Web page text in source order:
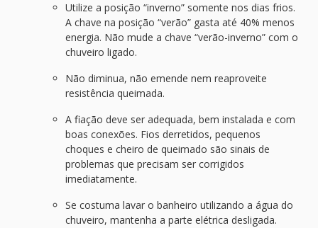
Utilize a posição “inverno” somente nos dias frios.
A chave na posição “verão” gasta até 40% menos
energia. Não mude a chave “verão-inverno” com o
chuveiro ligado.
Não diminua, não emende nem reaproveite
resistência queimada.
A fiação deve ser adequada, bem instalada e com
boas conexões. Fios derretidos, pequenos
choques e cheiro de queimado são sinais de
problemas que precisam ser corrigidos
imediatamente.
Se costuma lavar o banheiro utilizando a água do
chuveiro, mantenha a parte elétrica desligada.